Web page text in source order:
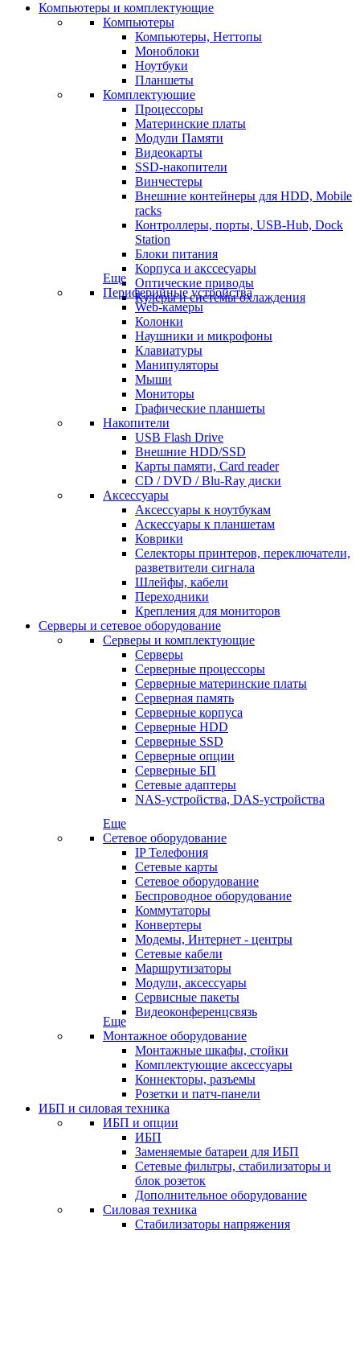
Компьютеры и комплектующие
Компьютеры
Компьютеры, Неттопы
Моноблоки
Ноутбуки
Планшеты
Комплектующие
Процессоры
Материнские платы
Модули Памяти
Видеокарты
SSD-накопители
Винчестеры
Внешние контейнеры для HDD, Mobile
racks
Контроллеры, порты, USB-Hub, Dock
Station
Блоки питания
Корпуса и акссесуары
Оптические приводы
Кулеры и системы охлаждения
Еще
Периферийные устройства
Web-камеры
Колонки
Наушники и микрофоны
Клавиатуры
Манипуляторы
Мыши
Мониторы
Графические планшеты
Накопители
USB Flash Drive
Внешние HDD/SSD
Карты памяти, Card reader
CD / DVD / Blu-Ray диски
Аксессуары
Аксессуары к ноутбукам
Аскессуары к планшетам
Коврики
Селекторы принтеров, переключатели,
разветвители сигнала
Шлейфы, кабели
Переходники
Крепления для мониторов
Серверы и сетевое оборудование
Серверы и комплектующие
Серверы
Серверные процессоры
Серверные материнские платы
Серверная память
Серверные корпуса
Серверные HDD
Серверные SSD
Серверные опции
Серверные БП
Сетевые адаптеры
NAS-устройства, DAS-устройства
Еще
Сетевое оборудование
IP Телефония
Сетевые карты
Сетевое оборудование
Беспроводное оборудование
Коммутаторы
Конвертеры
Модемы, Интернет - центры
Сетевые кабели
Маршрутизаторы
Модули, аксессуары
Сервисные пакеты
Видеоконференцсвязь
Еще
Монтажное оборудование
Монтажные шкафы, стойки
Комплектующие аксессуары
Коннекторы, разъемы
Розетки и патч-панели
ИБП и силовая техника
ИБП и опции
ИБП
Заменяемые батареи для ИБП
Сетевые фильтры, стабилизаторы и
блок розеток
Дополнительное оборудование
Силовая техника
Стабилизаторы напряжения